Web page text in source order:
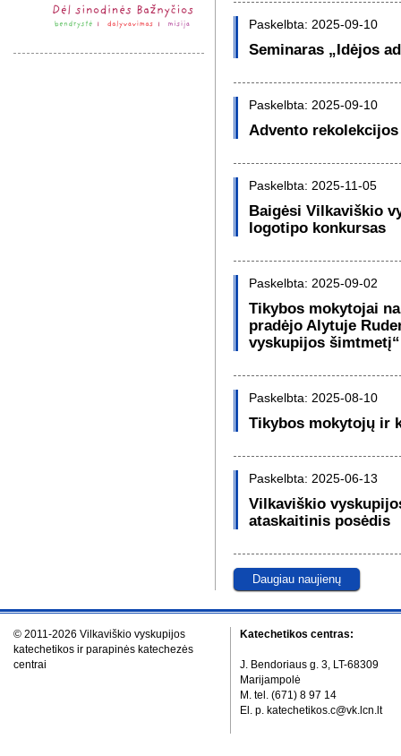
Paskelbta: 2025-09-10
Seminaras „Idėjos
Paskelbta: 2025-09-10
Advento
Paskelbta: 2025-11-05
Baigėsi Vilkaviškio
logotipo konkursas
Paskelbta: 2025-09-02
Tikybos mokytojai
pradėjo Alytuje
vyskupijos šimtmetį“
Paskelbta: 2025-08-10
Tikybos mokytojų ir
Paskelbta: 2025-06-13
Vilkaviškio
ataskaitinis posėdis
Daugiau naujienų
© 2011-2026 Vilkaviškio vyskupijos
katechetikos ir parapinės katechezės
centrai
Katechetikos centras:
J. Bendoriaus g. 3, LT-68309
Marijampolė
M. tel. (671) 8 97 14
El. p. katechetikos.c@vk.lcn.lt